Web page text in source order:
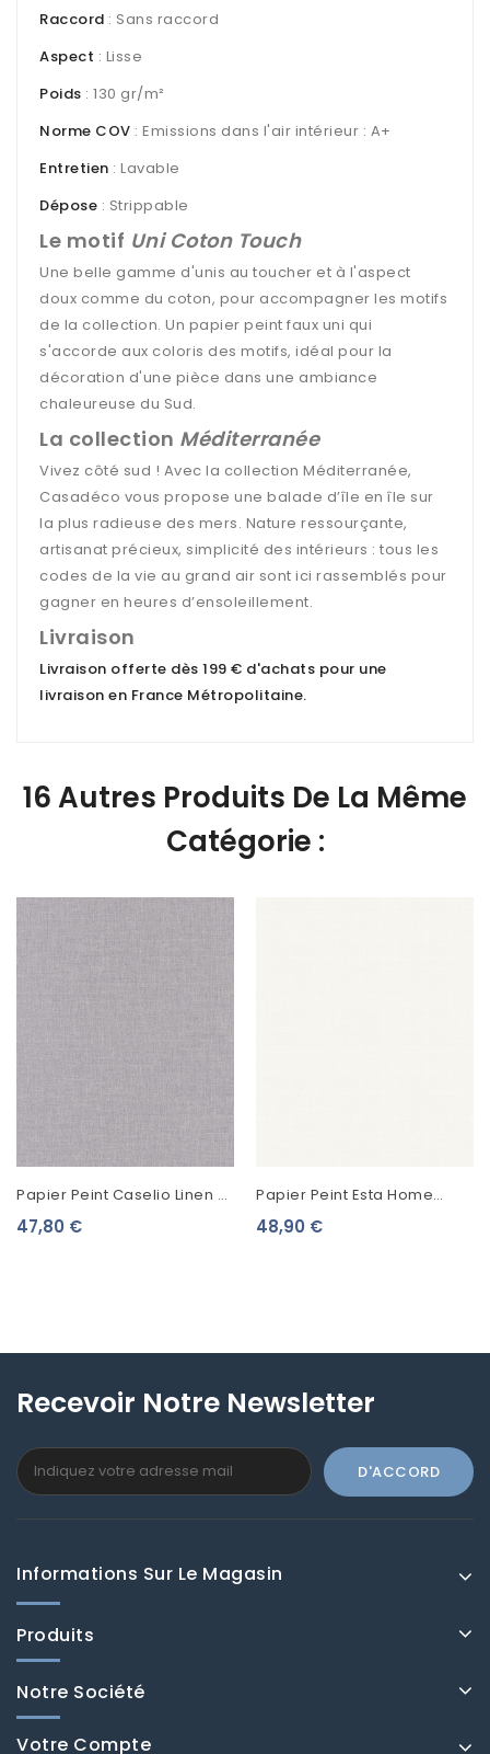
Raccord : Sans raccord
Aspect : Lisse
Poids : 130 gr/m²
Norme COV : Emissions dans l'air intérieur : A+
Entretien : Lavable
Dépose : Strippable
Le motif Uni Coton Touch
Une belle gamme d'unis au toucher et à l'aspect
doux comme du coton, pour accompagner les motifs
de la collection. Un papier peint faux uni qui
s'accorde aux coloris des motifs, idéal pour la
décoration d'une pièce dans une ambiance
chaleureuse du Sud.
La collection Méditerranée
Vivez côté sud ! Avec la collection Méditerranée,
Casadéco vous propose une balade d’île en île sur
la plus radieuse des mers. Nature ressourçante,
artisanat précieux, simplicité des intérieurs : tous les
codes de la vie au grand air sont ici rassemblés pour
gagner en heures d’ensoleillement.
Livraison
Livraison offerte dès 199 € d'achats pour une
livraison en France Métropolitaine.
16 Autres Produits De La Même
Catégorie :
Papier Peint Caselio Linen 2
Gris 68529750
47,80 €
Papier Peint Esta Home
Scandi Cool Uni Blanc
48,90 €
Recevoir Notre Newsletter
Informations Sur Le Magasin
Produits
Notre Société
Votre Compte